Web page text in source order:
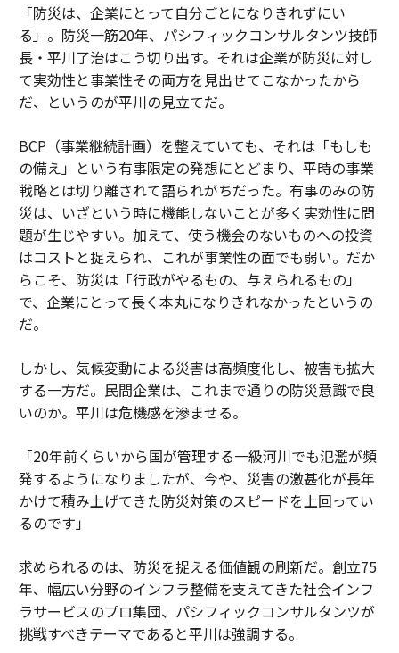
「防災は、企業にとって自分ごとになりきれずにい
る」。防災一筋20年、パシフィックコンサルタンツ技師
長・平川了治はこう切り出す。それは企業が防災に対し
て実効性と事業性その両方を見出せてこなかったから
だ、というのが平川の見立てだ。
BCP（事業継続計画）を整えていても、それは「もしも
の備え」という有事限定の発想にとどまり、平時の事業
戦略とは切り離されて語られがちだった。有事のみの防
災は、いざという時に機能しないことが多く実効性に問
題が生じやすい。加えて、使う機会のないものへの投資
はコストと捉えられ、これが事業性の面でも弱い。だか
らこそ、防災は「行政がやるもの、与えられるもの」
で、企業にとって長く本丸になりきれなかったというの
だ。
しかし、気候変動による災害は高頻度化し、被害も拡大
する一方だ。民間企業は、これまで通りの防災意識で良
いのか。平川は危機感を滲ませる。
「20年前くらいから国が管理する一級河川でも氾濫が頻
発するようになりましたが、今や、災害の激甚化が長年
かけて積み上げてきた防災対策のスピードを上回ってい
るのです」
求められるのは、防災を捉える価値観の刷新だ。創立75
年、幅広い分野のインフラ整備を支えてきた社会インフ
ラサービスのプロ集団、パシフィックコンサルタンツが
挑戦すべきテーマであると平川は強調する。